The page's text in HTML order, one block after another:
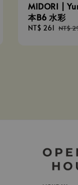
MIDORI |
本B6 水彩
Sale
NT$ 261 NT$